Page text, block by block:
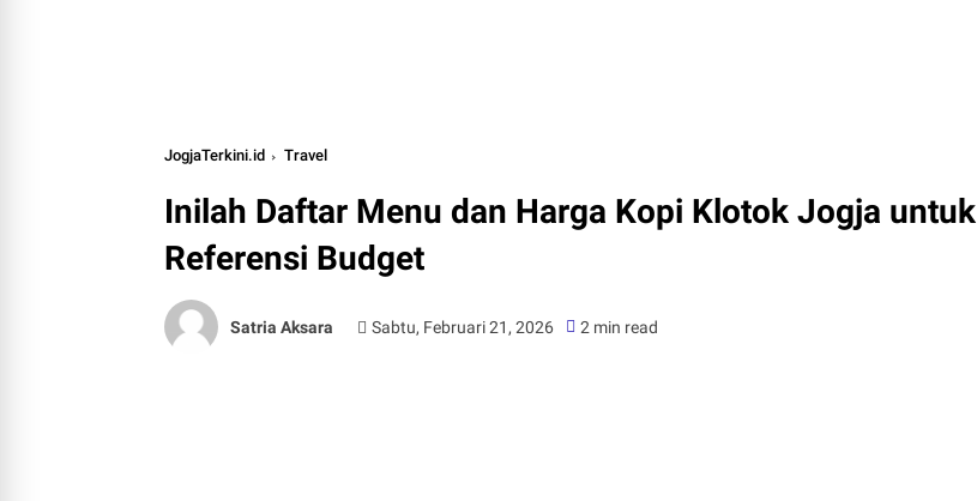
JogjaTerkini.id Travel
Inilah Daftar Menu dan Harga Kopi Klotok Jogja untuk
Referensi Budget
Satria Aksara Sabtu, Februari 21, 2026 2 min read